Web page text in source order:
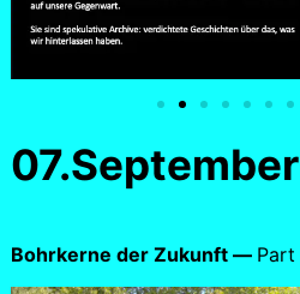
07.September
Bohrkerne der Zukunft — Part